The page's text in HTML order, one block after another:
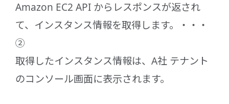
Amazon EC2 API からレスポンスが返され
て、インスタンス情報を取得します。・・・
②
取得したインスタンス情報は、A社 テナント
のコンソール画面に表示されます。